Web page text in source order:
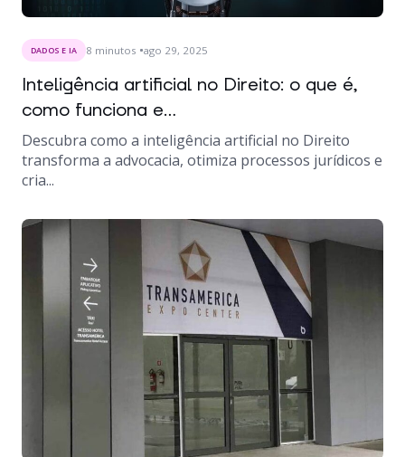
DADOS E IA 8 minutos ago 29, 2025
Inteligência artificial no Direito: o que é,
como funciona e...
Descubra como a inteligência artificial no Direito
transforma a advocacia, otimiza processos jurídicos e
cria...